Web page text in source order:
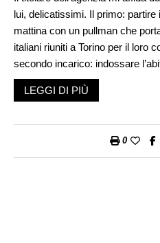
lui, delicatissimi. Il primo: partire
mattina con un pullman che
italiani riuniti a Torino per il loro
secondo incarico: indossare
stessa in un night club della
accompagnatori avrebbero
della sala sarebbe stato
LEGGI DI PIÙ
0